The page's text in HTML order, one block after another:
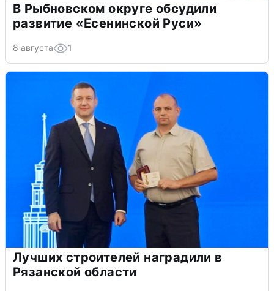
В Рыбновском округе обсудили
развитие «Есенинской Руси»
8 августа 1
Лучших строителей наградили в
Рязанской области